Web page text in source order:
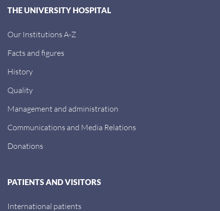
THE UNIVERSITY HOSPITAL
Our Institutions A-Z
Facts and figures
History
Quality
Management and administration
Communications and Media Relations
Donations
PATIENTS AND VISITORS
International patients